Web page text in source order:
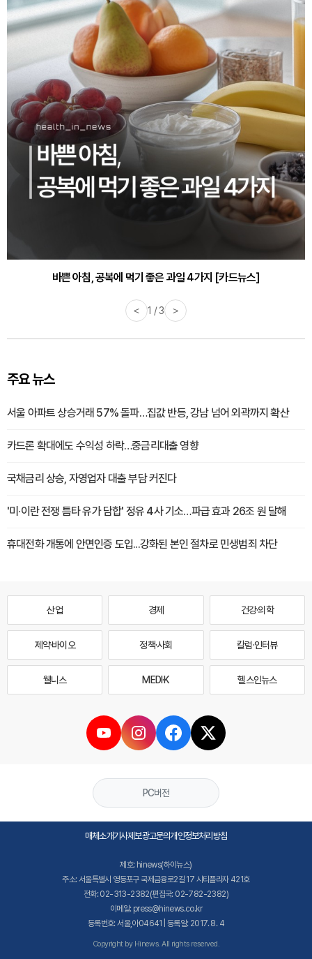
바쁜 아침, 공복에 먹기 좋은 과일 4가지 [카드뉴스]
< 1 / 3 >
주요 뉴스
서울 아파트 상승거래 57% 돌파…집값 반등, 강남 넘어 외곽까지 확산
카드론 확대에도 수익성 하락…중금리대출 영향
국채금리 상승, 자영업자 대출 부담 커진다
'미·이란 전쟁 틈타 유가 담합' 정유 4사 기소…파급 효과 26조 원 달해
휴대전화 개통에 안면인증 도입...강화된 본인 절차로 민생범죄 차단
산업 경제 건강·의학
제약·바이오 정책·사회 칼럼·인터뷰
웰니스 MEDI·K 헬스인뉴스
PC버전
매체소개기사제보광고문의개인정보처리방침
제호: hinews(하이뉴스)
주소: 서울특별시 영등포구 국제금융로2길 17 시티플라자 421호
전화: 02-313-2382(편집국: 02-782-2382)
이메일: press@hinews.co.kr
등록번호: 서울,아04641 | 등록일: 2017. 8. 4
Copyright by Hinews. All rights reserved.